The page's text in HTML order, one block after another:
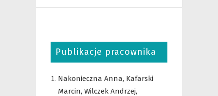
Publikacje pracownika
Nakonieczna Anna, Kafarski
Marcin, Wilczek Andrzej,